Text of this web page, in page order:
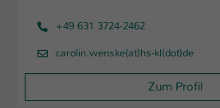
+49 631 3724-2462
carolin.wenske(at)hs-kl(dot)de
Zum Profil